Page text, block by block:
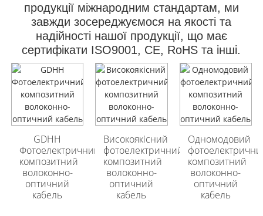
продукції міжнародним стандартам, ми
завжди зосереджуємося на якості та
надійності нашої продукції, що має
сертифікати ISO9001, CE, RoHS та інші.
GDHH
Фотоелектричний
композитний
волоконно-
оптичний
кабель
Високоякісний
фотоелектричний
композитний
волоконно-
оптичний
кабель
Одномодовий
композитний
волоконно-
оптичний
кабель
96-жильний
броньований
зовнішній
оптичний кабель
GYFTA53
96-жильний
броньований
зовнішній
оптичний кабель
GYFTA53